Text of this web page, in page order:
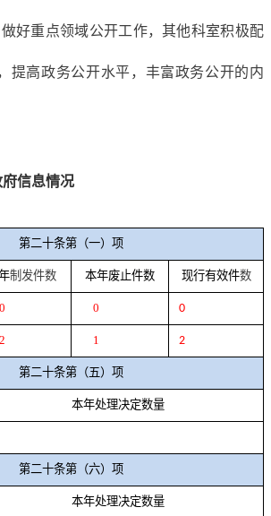
好重点领域公开工作，其他科室积极配
提高政务公开水平，丰富政务公开的内
信息情况
第二十条第（一）项
制发件数 本年废止件数 现行有效件数
0 0 0
2 1 2
第二十条第（五）项
本年处理决定数量
第二十条第（六）项
本年处理决定数量